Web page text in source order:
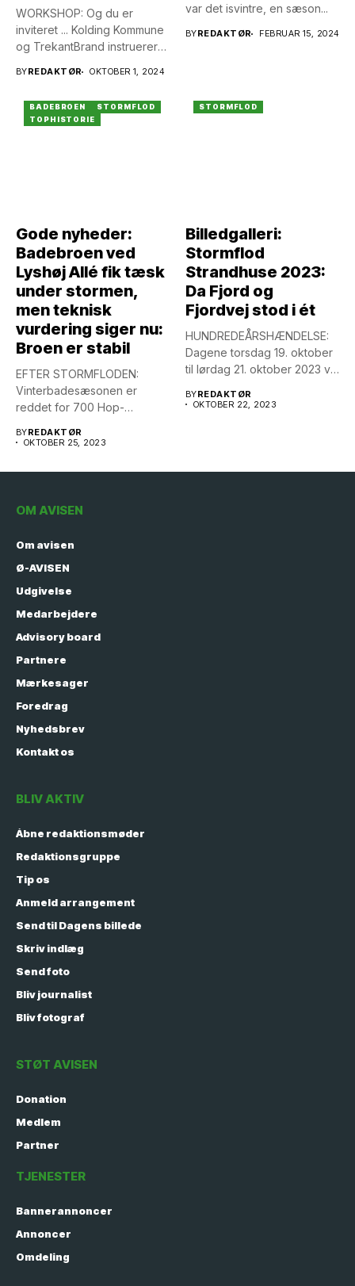
WORKSHOP: Og du er
inviteret ... Kolding Kommune
og TrekantBrand instruerer
BYREDAKTØR OKTOBER 1, 2024
var det isvintre, en sæson...
BYREDAKTØR FEBRUAR 15, 2024
BADEBROEN
STORMFLOD
TOPHISTORIE
Gode nyheder:
Badebroen ved
Lyshøj Allé fik tæsk
under stormen,
men teknisk
vurdering siger nu:
Broen er stabil
EFTER STORMFLODEN:
Vinterbadesæsonen er
reddet for 700 Hop-
undersøgelser af
BYREDAKTØR
OKTOBER 25, 2023
STORMFLOD
Billedgalleri:
Stormflod
Strandhuse 2023:
Da Fjord og
Fjordvej stod i ét
HUNDREDEÅRSHÆNDELSE:
Dagene torsdag 19. oktober
til lørdag 21. oktober 2023 vil
BYREDAKTØR
OKTOBER 22, 2023
OM AVISEN
Om avisen
Ø-AVISEN
Udgivelse
Medarbejdere
Advisory board
Partnere
Mærkesager
Foredrag
Nyhedsbrev
Kontakt os
BLIV AKTIV
Åbne redaktionsmøder
Redaktionsgruppe
Tip os
Anmeld arrangement
Send til Dagens billede
Skriv indlæg
Send foto
Bliv journalist
Bliv fotograf
STØT AVISEN
Donation
Medlem
Partner
TJENESTER
Bannerannoncer
Annoncer
Omdeling